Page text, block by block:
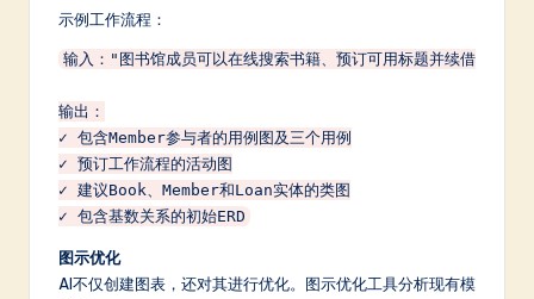
示例工作流程：
输入："图书馆成员可以在线搜索书籍、预订可用标题并续借贷款。"
输出：
✓ 包含Member参与者的用例图及三个用例
✓ 预订工作流程的活动图
✓ 建议Book、Member和Loan实体的类图
图示优化
AI不仅创建图表，还对其进行优化。图示优化工具分析现有模